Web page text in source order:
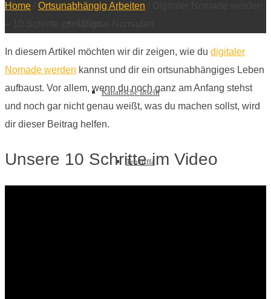
Kanarische Inseln
Teneriffa
Home Ortsunabhängig Arbeiten
In diesem Artikel möchten wir dir zeigen, wie du digitaler
Nomade werden kannst und dir ein ortsunabhängiges Leben
aufbaust. Vor allem, wenn du noch ganz am Anfang stehst
und noch gar nicht genau weißt, was du machen sollst, wird
dir dieser Beitrag helfen.
Unsere 10 Schritte im Video